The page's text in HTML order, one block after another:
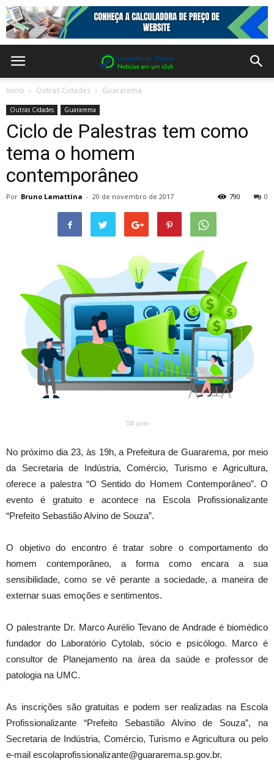
Inicio Outras Cidades Guararema
Outras Cidades Guararema
Ciclo de Palestras tem como
tema o homem
contemporâneo
Por Bruno Lamattina - 20 de novembro de 2017 0
790
SB post
No próximo dia 23, às 19h, a Prefeitura de Guararema, por meio
da Secretaria de Indústria, Comércio, Turismo e Agricultura,
oferece a palestra “O Sentido do Homem Contemporâneo”. O
evento é gratuito e acontece na Escola Profissionalizante
“Prefeito Sebastião Alvino de Souza”.
O objetivo do encontro é tratar sobre o comportamento do
homem contemporâneo, a forma como encara a sua
sensibilidade, como se vê perante a sociedade, a maneira de
externar suas emoções e sentimentos.
O palestrante Dr. Marco Aurélio Tevano de Andrade é biomédico
fundador do Laboratório Cytolab, sócio e psicólogo. Marco é
consultor de Planejamento na área da saúde e professor de
patologia na UMC.
As inscrições são gratuitas e podem ser realizadas na Escola
Profissionalizante “Prefeito Sebastião Alvino de Souza”, na
Secretaria de Indústria, Comércio, Turismo e Agricultura ou pelo
e-mail escolaprofissionalizante@guararema.sp.gov.br.